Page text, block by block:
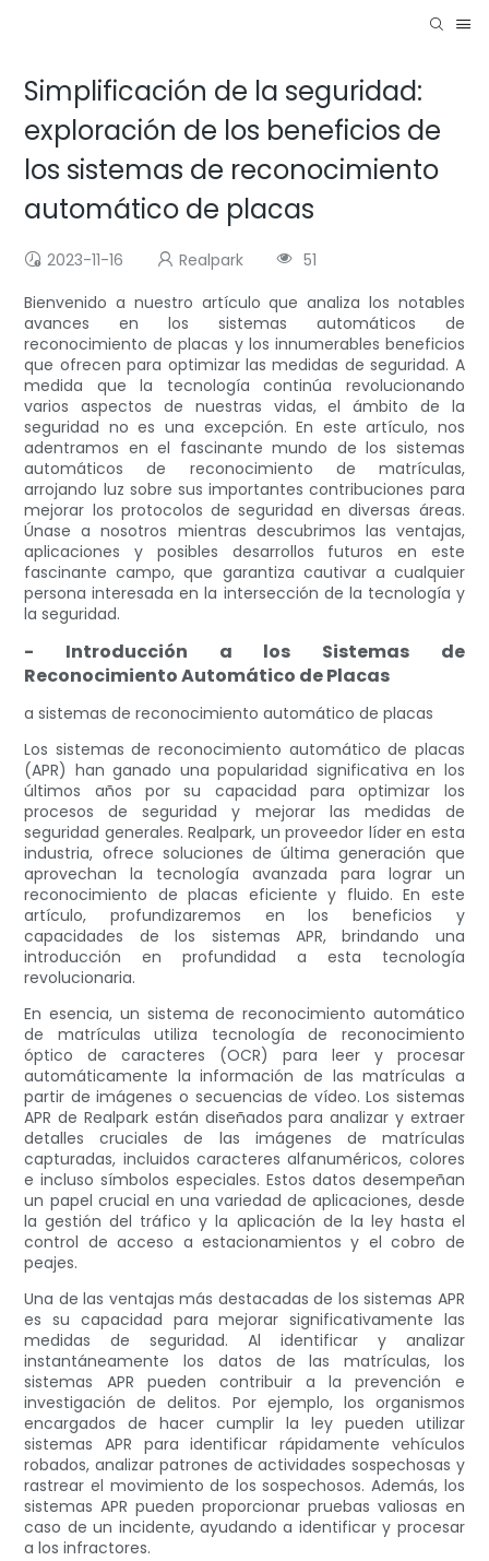
Simplificación de la seguridad:
exploración de los beneficios de
los sistemas de reconocimiento
automático de placas
2023-11-16 Realpark
51
Bienvenido a nuestro artículo que analiza los notables
avances en los sistemas automáticos de
reconocimiento de placas y los innumerables beneficios
que ofrecen para optimizar las medidas de seguridad. A
medida que la tecnología continúa revolucionando
varios aspectos de nuestras vidas, el ámbito de la
seguridad no es una excepción. En este artículo, nos
adentramos en el fascinante mundo de los sistemas
automáticos de reconocimiento de matrículas,
arrojando luz sobre sus importantes contribuciones para
mejorar los protocolos de seguridad en diversas áreas.
Únase a nosotros mientras descubrimos las ventajas,
aplicaciones y posibles desarrollos futuros en este
fascinante campo, que garantiza cautivar a cualquier
persona interesada en la intersección de la tecnología y
la seguridad.
- Introducción a los Sistemas de
Reconocimiento Automático de Placas
a sistemas de reconocimiento automático de placas
Los sistemas de reconocimiento automático de placas
(APR) han ganado una popularidad significativa en los
últimos años por su capacidad para optimizar los
procesos de seguridad y mejorar las medidas de
seguridad generales. Realpark, un proveedor líder en esta
industria, ofrece soluciones de última generación que
aprovechan la tecnología avanzada para lograr un
reconocimiento de placas eficiente y fluido. En este
artículo, profundizaremos en los beneficios y
capacidades de los sistemas APR, brindando una
introducción en profundidad a esta tecnología
revolucionaria.
En esencia, un sistema de reconocimiento automático
de matrículas utiliza tecnología de reconocimiento
óptico de caracteres (OCR) para leer y procesar
automáticamente la información de las matrículas a
partir de imágenes o secuencias de vídeo. Los sistemas
APR de Realpark están diseñados para analizar y extraer
detalles cruciales de las imágenes de matrículas
capturadas, incluidos caracteres alfanuméricos, colores
e incluso símbolos especiales. Estos datos desempeñan
un papel crucial en una variedad de aplicaciones, desde
la gestión del tráfico y la aplicación de la ley hasta el
control de acceso a estacionamientos y el cobro de
peajes.
Una de las ventajas más destacadas de los sistemas APR
es su capacidad para mejorar significativamente las
medidas de seguridad. Al identificar y analizar
instantáneamente los datos de las matrículas, los
sistemas APR pueden contribuir a la prevención e
investigación de delitos. Por ejemplo, los organismos
encargados de hacer cumplir la ley pueden utilizar
sistemas APR para identificar rápidamente vehículos
robados, analizar patrones de actividades sospechosas y
rastrear el movimiento de los sospechosos. Además, los
sistemas APR pueden proporcionar pruebas valiosas en
caso de un incidente, ayudando a identificar y procesar
a los infractores.